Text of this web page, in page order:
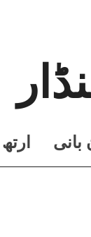
بانی